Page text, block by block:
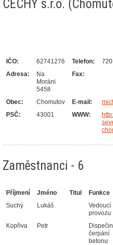
ČECHY s.r.o.
IČO: 62741276 Telefon:
Adresa:
Na
Moráni
5458
Fax:
Obec: Chomutov E-mail:
PSČ:
43001 WWW:
Zaměstnanci - 6
Příjmení Jméno Titul Funkce
Suchý
Lukáš
Vedoucí
provozu
Kopřiva Petr
čerpání
betonu